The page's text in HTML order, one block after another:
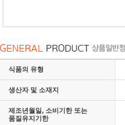
식품의 유형
생산자 및 소재지
제조년월일, 소비기한 또는
품질유지기한